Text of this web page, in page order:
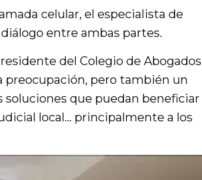
celular, el especialista de
entre ambas partes.
del Colegio de Abogados
preocupación, pero también un
que puedan beneficiar
local… principalmente a los